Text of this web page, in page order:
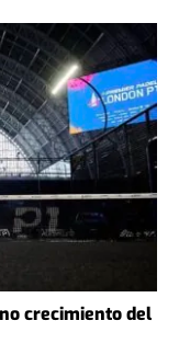
crecimiento del